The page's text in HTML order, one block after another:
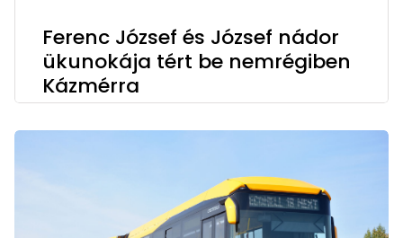
Ferenc József és József nádor
ükunokája tért be nemrégiben
Kázmérra